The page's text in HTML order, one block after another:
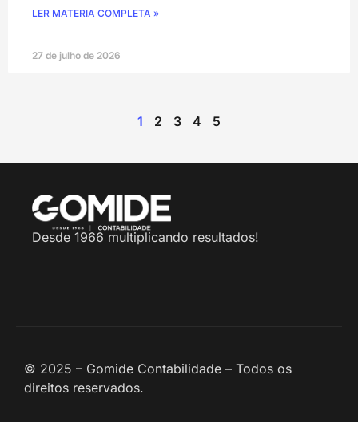
LER MATERIA COMPLETA »
27 de julho de 2026
1 2 3 4 5
Desde 1966 multiplicando resultados!
© 2025 – Gomide Contabilidade – Todos os
direitos reservados.